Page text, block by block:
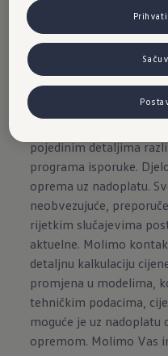
pojedinim detaljima
programa isporuke.
oprema uz nadoplatu.
neobvezujuće,
rijetkim slučajevima
aktuelne. Molimo
detaljnu kalkulaciju
promjena u modelima,
tehničkim podacima,
moguće je uz
opremom. Molimo Vas